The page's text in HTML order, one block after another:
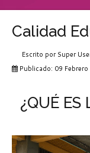
Calidad
Escrito porSuper
Publicado: 09
¿QUÉ ES